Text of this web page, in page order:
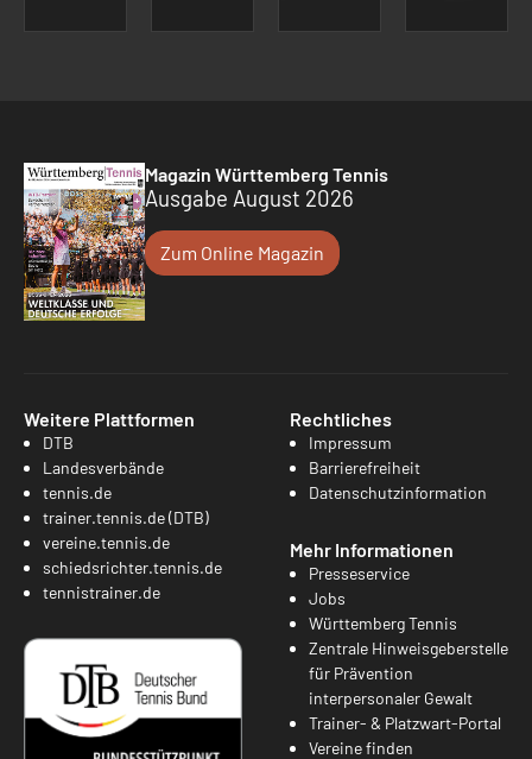
Magazin Württemberg Tennis
Ausgabe August 2026
Zum Online Magazin
Weitere Plattformen
DTB
Landesverbände
tennis.de
trainer.tennis.de (DTB)
vereine.tennis.de
schiedsrichter.tennis.de
tennistrainer.de
Rechtliches
Impressum
Barrierefreiheit
Datenschutzinformation
Mehr Informationen
Presseservice
Jobs
Württemberg Tennis
Zentrale Hinweisgeberstelle
für Prävention
interpersonaler Gewalt
Trainer- & Platzwart-Portal
Vereine finden